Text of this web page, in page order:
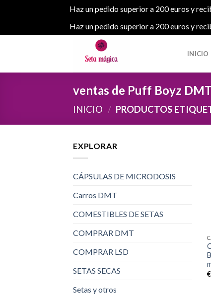
Haz un pedido superior a 200 euros y
Haz un pedido superior a 200 euros y
INICIO
ventas de Puff Boyz
INICIO / PRODUCTOS
EXPLORAR
CÁPSULAS DE MICRODOSIS
Carros DMT
COMESTIBLES DE SETAS
COMPRAR DMT
COMPRAR LSD
SETAS SECAS
Setas y otros
€